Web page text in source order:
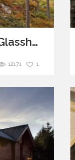
Dřevěný dům KONTIO Glasshouse 150
1
12171